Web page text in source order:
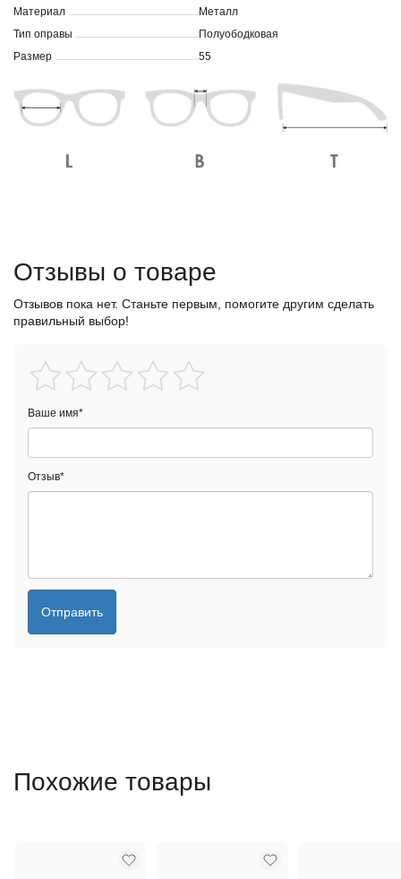
Материал
Металл
Тип оправы
Полуободковая
Размер
55
Отзывы о товаре
Отзывов пока нет. Станьте первым, помогите другим сделать
правильный выбор!
Ваше имя*
Отзыв*
Отправить
Похожие товары